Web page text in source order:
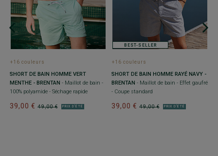
+16 couleurs
SHORT DE BAIN HOMME VERT
MENTHE - BRENTAN - Maillot de bain -
100% polyamide - Séchage rapide
49,00 €
39,00 € PRIX D'ÉTÉ
BEST-SELLER
+16 couleurs
SHORT DE BAIN HOMME RAYÉ NAVY -
BRENTAN - Maillot de bain - Effet gaufré
- Coupe standard
49,00 €
39,00 € PRIX D'ÉTÉ